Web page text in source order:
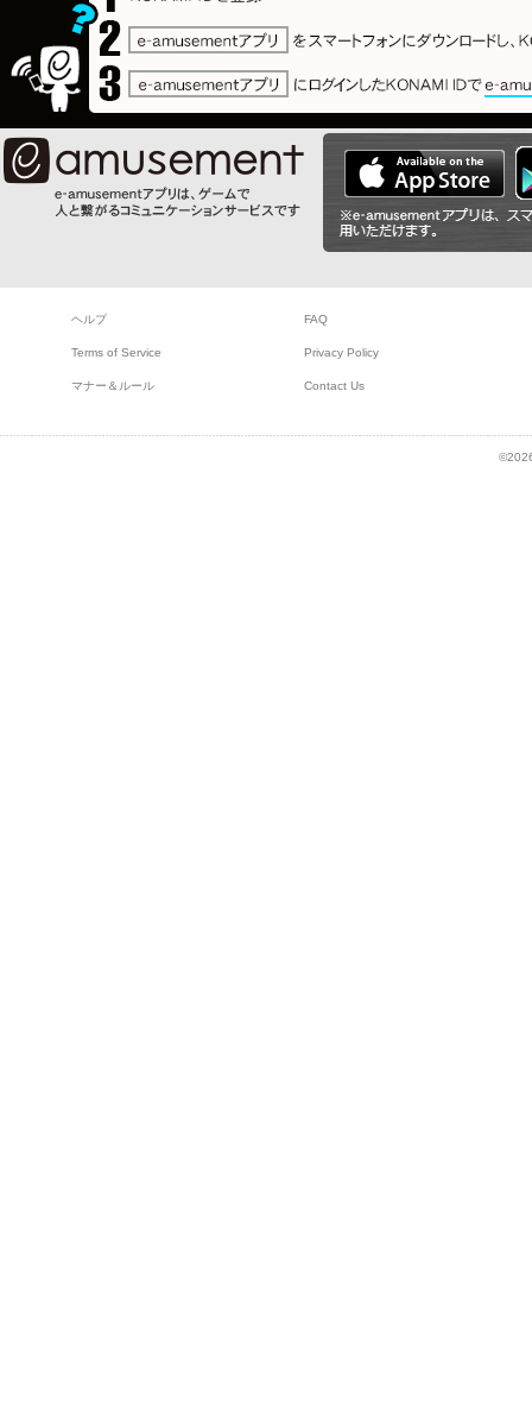
ヘルプ FAQ
Terms of Service Privacy Policy
マナー＆ルール Contact Us